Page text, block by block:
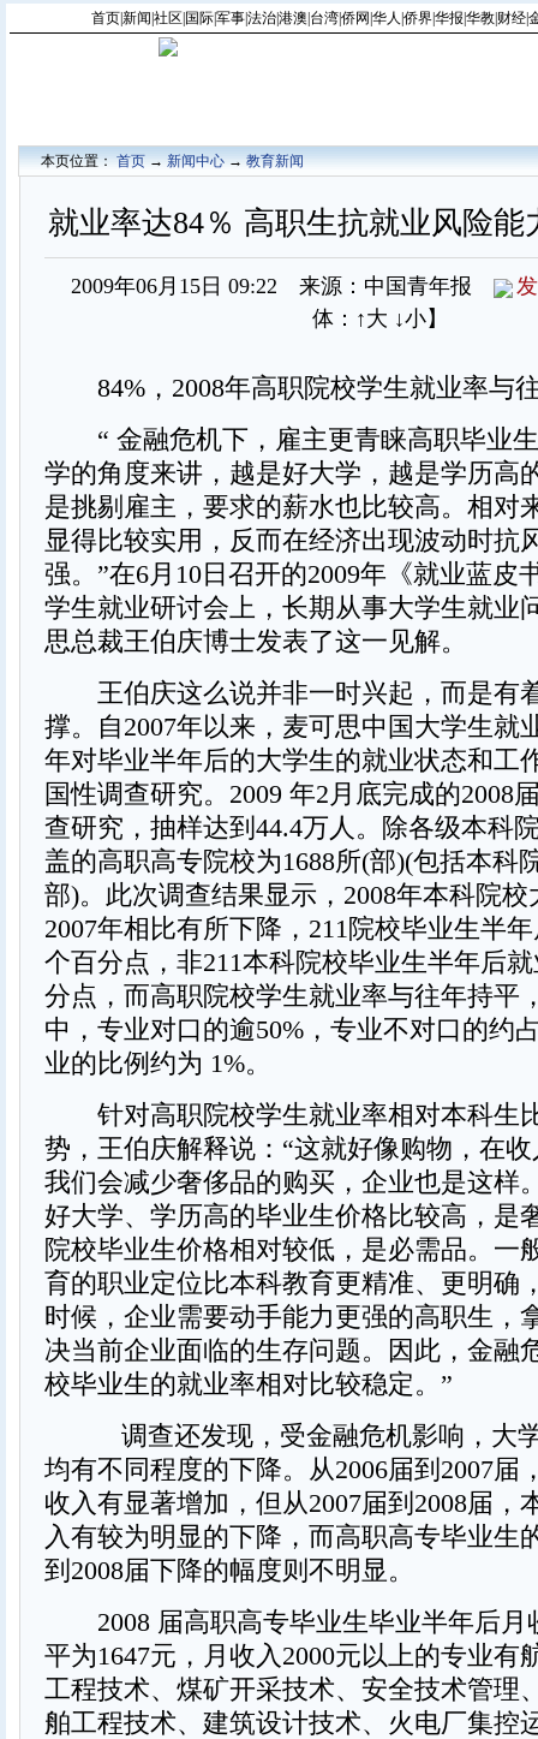
首页|新闻 社区 国际|军事|法治|港澳 台湾|侨网 华人 侨界|华报 华教| 财经|
本页位置：首页→新闻中心→教育新闻
就业率达84％ 高职生抗就业风险能
2009年06月15日 09:22 来源：中国青年报
体： ↑大 ↓小】
84%，2008年高职院校学生就业率与
“ 金融危机下，雇主更青睐高职毕业
学的角度来讲，越是好大学，越是学历高
是挑剔雇主，要求的薪水也比较高。相对
显得比较实用，反而在经济出现波动时抗
强。”在6月10日召开的2009年《就业蓝皮
学生就业研讨会上，长期从事大学生就业
思总裁王伯庆博士发表了这一见解。
王伯庆这么说并非一时兴起，而是有
撑。自2007年以来，麦可思中国大学生就
年对毕业半年后的大学生的就业状态和工
国性调查研究。2009 年2月底完成的2008
查研究，抽样达到44.4万人。除各级本科
盖的高职高专院校为1688所(部)(包括本科
部)。此次调查结果显示，2008年本科院
2007年相比有所下降，211院校毕业生半
个百分点，非211本科院校毕业生半年后
分点，而高职院校学生就业率与往年持平
中，专业对口的逾50%，专业不对口的约
业的比例约为 1%。
针对高职院校学生就业率相对本科生
势，王伯庆解释说：“这就好像购物，在
我们会减少奢侈品的购买，企业也是这样
好大学、学历高的毕业生价格比较高，是
院校毕业生价格相对较低，是必需品。一
育的职业定位比本科教育更精准、更明确
时候，企业需要动手能力更强的高职生，
决当前企业面临的生存问题。因此，金融
校毕业生的就业率相对比较稳定。”
调查还发现，受金融危机影响，大
均有不同程度的下降。从2006届到2007届
收入有显著增加，但从2007届到2008届，
入有较为明显的下降，而高职高专毕业生
到2008届下降的幅度则不明显。
2008 届高职高专毕业生毕业半年后月
平为1647元，月收入2000元以上的专业有
工程技术、煤矿开采技术、安全技术管理
舶工程技术、建筑设计技术、火电厂集控